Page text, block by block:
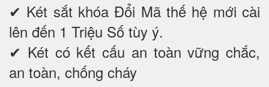
✔ Két sắt khóa Đổi Mã thế hệ mới cài
lên đến 1 Triệu Số tùy ý.
✔ Két có kết cấu an toàn vững chắc,
an toàn, chống cháy